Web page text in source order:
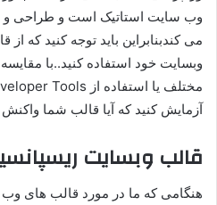
وب سایت استاتیک است و طراحی و
می کندبنابراین باید توجه کنید که
وبسایت خود استفاده کنید..با
آزمایش کنید که آیا قالب شما
قالب وبسایت
هنگامی که ما در مورد قالب های